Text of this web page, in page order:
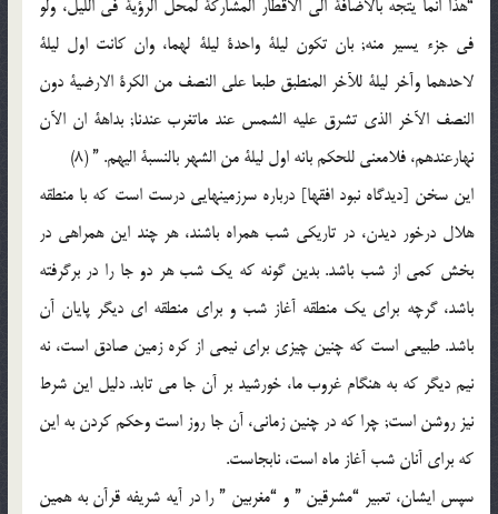
“هذا انما يتجه بالاضافة الي الاقطار المشاركة لمحل الرؤية في الليل، ولو
في جزء يسير منه; بان تكون ليلة واحدة ليلة لهما، وان كانت اول ليلة
لاحدهما وآخر ليلة للآخر المنطبق طبعا علي النصف من الكرة الارضية دون
النصف الآخر الذي تشرق عليه الشمس عند ماتغرب عندنا; بداهة ان الآن
نهارعندهم، فلامعني للحكم بانه اول ليلة من الشهر بالنسبة اليهم. ” (8)
اين سخن [ديدگاه نبود افقها] درباره سرزمينهايي درست است كه با منطقه
هلال درخور ديدن، در تاريكي شب همراه باشند، هر چند اين همراهي در
بخش كمي از شب باشد. بدين گونه كه يك شب هر دو جا را در برگرفته
باشد، گرچه براي يك منطقه آغاز شب و براي منطقه اي ديگر پايان آن
باشد. طبيعي است كه چنين چيزي براي نيمي از كره زمين صادق است، نه
نيم ديگر كه به هنگام غروب ما، خورشيد بر آن جا مي تابد. دليل اين شرط
نيز روشن است; چرا كه در چنين زماني، آن جا روز است وحكم كردن به اين
كه براي آنان شب آغاز ماه است، نابجاست.
سپس ايشان، تعبير “مشرقين ” و “مغربين ” را در آيه شريفه قرآن به همين